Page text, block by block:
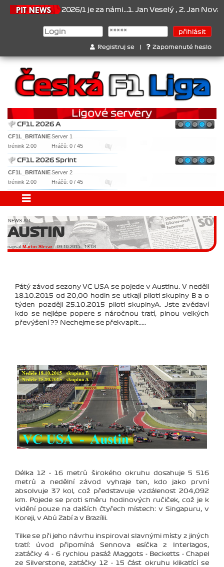
2026/1 je za námi...1. Jan Veselý , 2. Jan Nováček , 3.
Registruj se Zapomenuté heslo
CF1L 2026 A
CF1L_BRITANIEServer 1
trénink 2:00
Hráčů: 0 / 45
CF1L 2026 Sprint
CF1L_BRITANIEServer 2
trénink 2:00
Hráčů: 0 / 45
NEWS ALL
AUSTIN
napsal Martin Slezar - 09.10.2015 - 13:03
Pátý závod sezony VC USA se pojede v Austinu. V neděli
18.10.2015 od 20,00 hodin se utkají piloti skupiny B a o
týden později 25.10.2015 piloti skupinyA. Jste zvědaví
kdo se nejlépe popere s náročnou tratí, plnou velkých
převýšení ?? Nechejme se překvapit.....
Délka 12 - 16 metrů širokého okruhu dosahuje 5 516
metrů a nedělní závod vyhraje ten, kdo jako první
absolvuje 37 kol, což představuje vzdálenost 204,092
km. Pojede se proti směru hodinových ručiček, což je k
vidění pouze na dalších čtyřech místech: v Singapuru, v
Koreji, v Abú Zabí a v Brazílii.
Tilke se při jeho návrhu inspiroval slavnými místy z jiných
tratí: úvod připomíná Sennova esíčka z Interlagos,
zatáčky 4 - 6 rychlou pasáž Maggots - Becketts - Chapel
ze Silverstone, zatáčky 12 - 15 část okruhu klikatící se